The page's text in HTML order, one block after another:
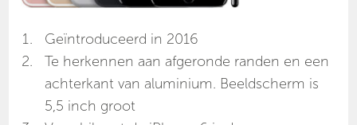
Geïntroduceerd in 2016
Te herkennen aan afgeronde randen en een
achterkant van aluminium. Beeldscherm is
5,5 inch groot